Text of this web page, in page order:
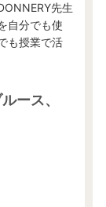
先生
自分でも使
も授業で活
ース、